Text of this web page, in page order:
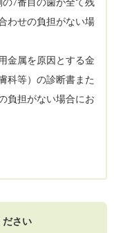
7番目の歯が全て残
わせの負担がない場
金属を原因とする金
科等）の診断書また
負担がない場合にお
ださい